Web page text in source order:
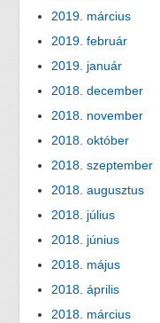
2019. március
2019. február
2019. január
2018. december
2018. november
2018. október
2018. szeptember
2018. augusztus
2018. július
2018. június
2018. május
2018. április
2018. március